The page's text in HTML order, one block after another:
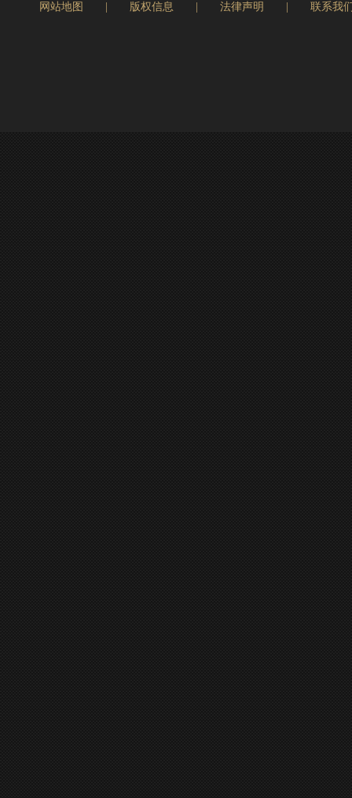
网站地图 版权信息 法律声明 联系我